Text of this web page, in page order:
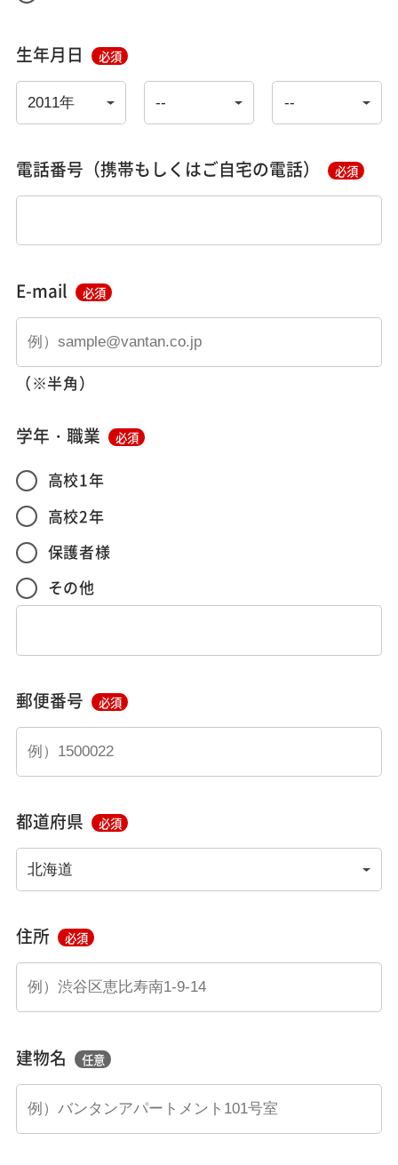
生年月日 必須
電話番号（携帯もしくはご自宅の電話） 必須
E-mail 必須
（※半角）
学年・職業 必須
高校1年
高校2年
保護者様
その他
郵便番号 必須
都道府県 必須
住所 必須
建物名 任意